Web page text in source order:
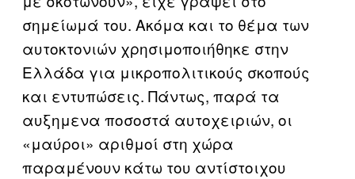
σημείωμά του. Ακόμα και το θέμα των
αυτοκτονιών χρησιμοποιήθηκε στην
Ελλάδα για μικροπολιτικούς σκοπούς
και εντυπώσεις. Πάντως, παρά τα
αυξημενα ποσοστά αυτοχειριών, οι
«μαύροι» αριθμοί στη χώρα
παραμένουν κάτω του αντίστοιχου